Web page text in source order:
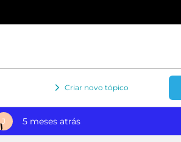
Criar novo tópico
J 5 meses atrás